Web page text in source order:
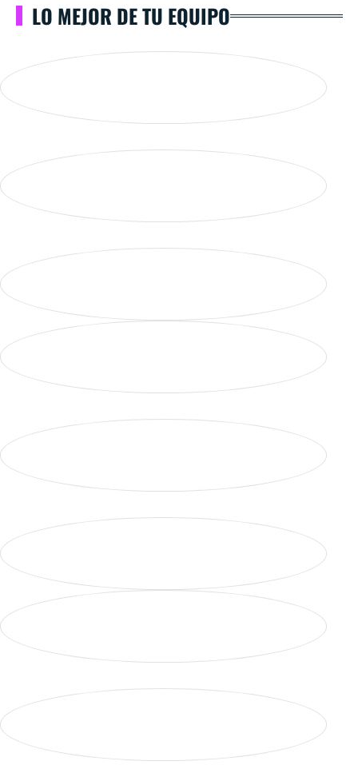
LO MEJOR DE TU EQUIPO